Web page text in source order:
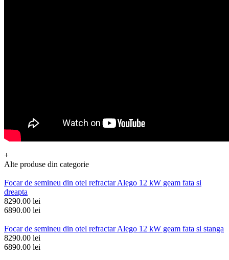
+
Alte produse din categorie
Focar de semineu din otel refractar Alego 12 kW geam fata si
dreapta
8290.00 lei
6890.00 lei
Focar de semineu din otel refractar Alego 12 kW geam fata si stanga
8290.00 lei
6890.00 lei